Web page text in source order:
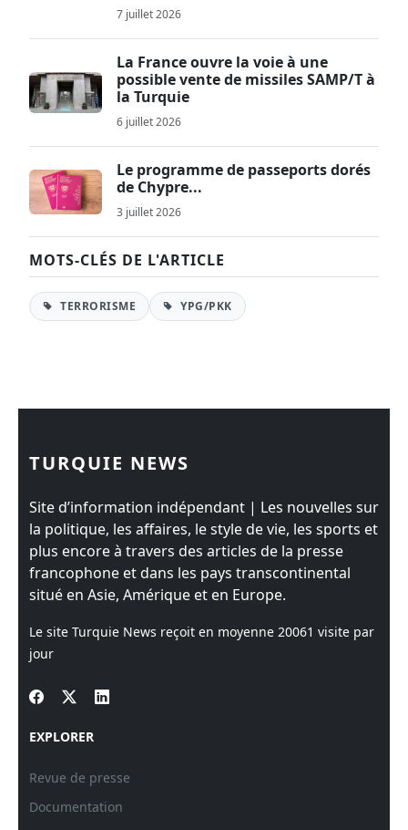
7 juillet 2026
La France ouvre la voie à une
possible vente de missiles SAMP/T à
la Turquie
6 juillet 2026
Le programme de passeports dorés
de Chypre...
3 juillet 2026
MOTS-CLÉS DE L'ARTICLE
TERRORISME YPG/PKK
TURQUIE NEWS
Site d’information indépendant | Les nouvelles sur
la politique, les affaires, le style de vie, les sports et
plus encore à travers des articles de la presse
francophone et dans les pays transcontinental
situé en Asie, Amérique et en Europe.
Le site Turquie News reçoit en moyenne 20061 visite par
jour
EXPLORER
Revue de presse
Documentation